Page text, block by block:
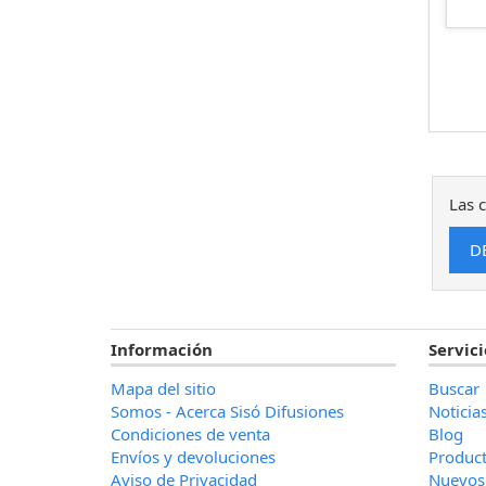
Las
Información
Mapa del sitio
Somos - Acerca Sisó Difusiones
Condiciones de venta
Envíos y devoluciones
Aviso de Privacidad
Buscar
Blog